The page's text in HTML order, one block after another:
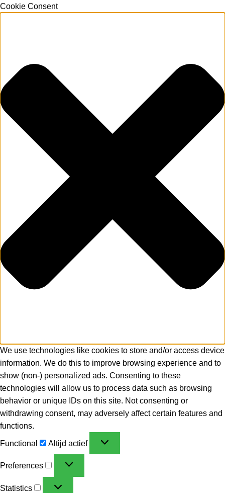
Cookie Consent
We use technologies like cookies to store and/or access device
information. We do this to improve browsing experience and to
show (non-) personalized ads. Consenting to these
technologies will allow us to process data such as browsing
behavior or unique IDs on this site. Not consenting or
withdrawing consent, may adversely affect certain features and
functions.
Functional Altijd actief
Preferences
Statistics